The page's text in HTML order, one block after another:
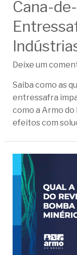
Cana-
Deixe um
Saiba como as
entressafra
como a Armo
efeitos com